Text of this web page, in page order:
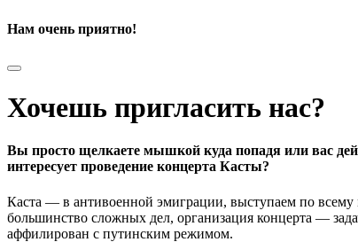
Нам очень приятно!
Хочешь пригласить нас?
Вы просто щелкаете мышкой куда попадя или вас
интересует проведение концерта Касты?
Каста — в антивоенной эмиграции, выступаем по всему
большинство сложных дел, организация концерта —
аффилирован с путинским режимом.